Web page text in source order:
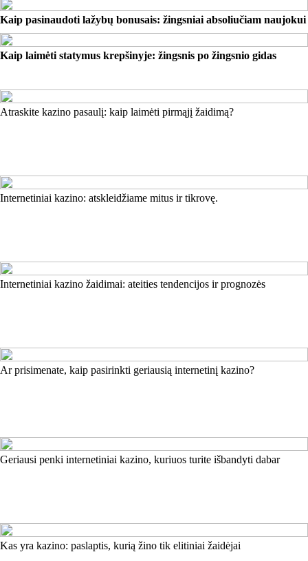
Kaip pasinaudoti lažybų bonusais: žingsniai absoliučiam naujokui
Kaip laimėti statymus krepšinyje: žingsnis po žingsnio gidas
Atraskite kazino pasaulį: kaip laimėti pirmąjį žaidimą?
Internetiniai kazino: atskleidžiame mitus ir tikrovę.
Internetiniai kazino žaidimai: ateities tendencijos ir prognozės
Ar prisimenate, kaip pasirinkti geriausią internetinį kazino?
Geriausi penki internetiniai kazino, kuriuos turite išbandyti dabar
Kas yra kazino: paslaptis, kurią žino tik elitiniai žaidėjai